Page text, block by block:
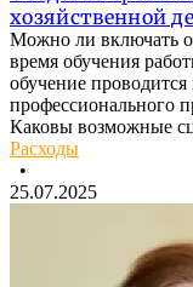
хозяйственной
Можно ли включать
время обучения
обучение
профессионального
Каковы возможные
Расходы
•
25.07.2025